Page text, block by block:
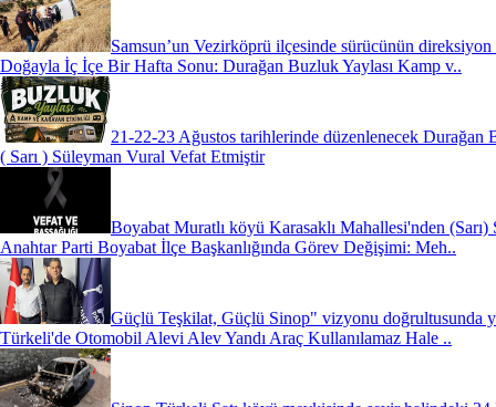
Samsun’un Vezirköprü ilçesinde sürücünün
Doğayla İç İçe Bir Hafta Sonu: Durağan Buzluk Yaylası Kamp v..
21-22-23 Ağustos tarihlerinde düzenlenecek Durağan
( Sarı ) Süleyman Vural Vefat Etmiştir
Boyabat Muratlı köyü Karasaklı Mahallesi'nden (Sarı)
Anahtar Parti Boyabat İlçe Başkanlığında Görev Değişimi: Meh..
Güçlü Teşkilat, Güçlü Sinop" vizyonu doğrultusunda
Türkeli'de Otomobil Alevi Alev Yandı Araç Kullanılamaz Hale ..